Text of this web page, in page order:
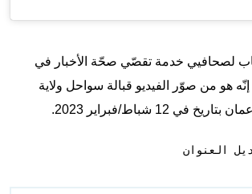
لصحافيي خدمة تقصّي صحّة الأخبار في
هو من صوّر الفيديو قبالة سواحل ولاية
12 شباط/فبراير 2023.